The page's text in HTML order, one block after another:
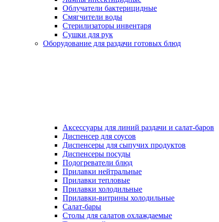
Облучатели бактерицидные
Смягчители воды
Стерилизаторы инвентаря
Сушки для рук
Оборудование для раздачи готовых блюд
Аксессуары для линий раздачи и салат-баров
Диспенсер для соусов
Диспенсеры для сыпучих продуктов
Диспенсеры посуды
Подогреватели блюд
Прилавки нейтральные
Прилавки тепловые
Прилавки холодильные
Прилавки-витрины холодильные
Салат-бары
Столы для салатов охлаждаемые